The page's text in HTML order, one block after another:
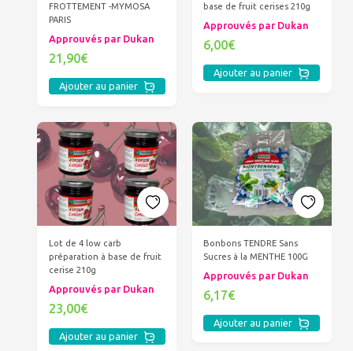
FROTTEMENT -MYMOSA
PARIS
Approuvés par Dukan
21,90€
Ajouter au panier
base de fruit cerises 210g
Approuvés par Dukan
6,00€
Ajouter au panier
Lot de 4 low carb
préparation à base de fruit
cerise 210g
Approuvés par Dukan
23,00€
Ajouter au panier
Bonbons TENDRE Sans
Sucres à la MENTHE 100G
Approuvés par Dukan
6,17€
Ajouter au panier